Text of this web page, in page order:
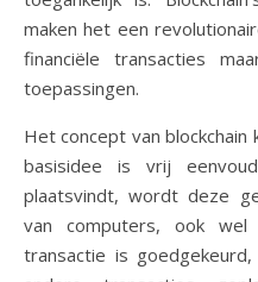
maken het een
financiële transacties
toepassingen.
Het concept van blockchain
basisidee is vrij
plaatsvindt, wordt deze
van computers, ook
transactie is